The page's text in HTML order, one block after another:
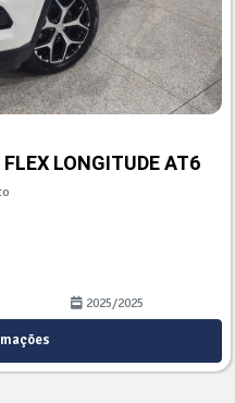
LONGITUDE AT6
2025/2025